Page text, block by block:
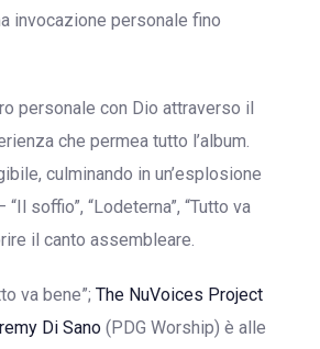
invocazione personale fino
personale con Dio attraverso il
che permea tutto l’album.
culminando in un’esplosione
soffio”, “Lodeterna”, “Tutto va
il canto assembleare.
va bene”; The NuVoices Project
Di Sano (PDG Worship) è alle